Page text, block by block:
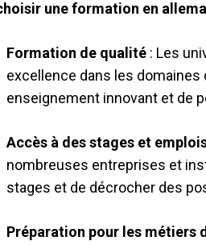
une formation en
Formation de qualité : Les
excellence dans les domaines
enseignement innovant et de
Accès à des stages et
nombreuses entreprises et
stages et de décrocher des
Préparation pour les métiers